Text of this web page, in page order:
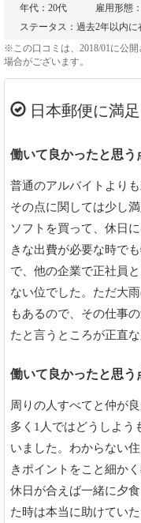
年代：20代
雇用形態
ステータス：過去2年以内に
※この口コミは、2018/01に公
場合がございます。
日本郵便に満
働いて良かったと思
普通のアルバイトより
その点に関しては少し
ソフトを買って、休日
きな出費が必要な時で
で、他の企業で正社員
ない位でした。ただ大
もあるので、その仕事
たと言うところが正直な
働いて良かったと思
周りの人すべてと仲が
多く1人ではどうしよう
いました。わからない
きポイントをこと細か
休日が合えば一緒に夕
た時は本当に助けてい